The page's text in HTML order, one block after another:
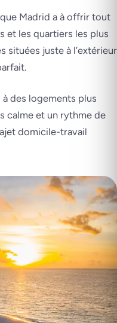
Madrid a à offrir tout
et les quartiers les plus
situées juste à l’extérieur
des logements plus
calme et un rythme de
domicile-travail